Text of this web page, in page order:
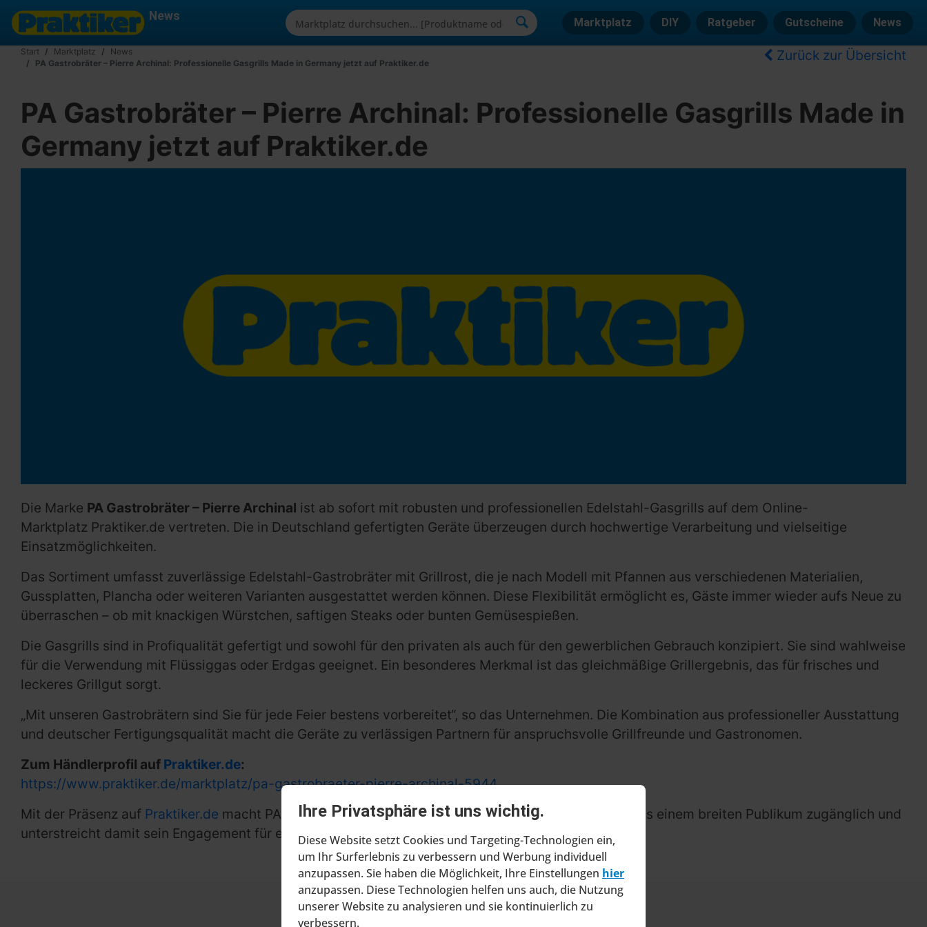
Ihre Privatsphäre ist uns wichtig.
Diese Website setzt Cookies und Targeting-Technologien ein,
um Ihr Surferlebnis zu verbessern und Werbung individuell
anzupassen. Sie haben die Möglichkeit, Ihre Einstellungen hier
anzupassen. Diese Technologien helfen uns auch, die Nutzung
unserer Website zu analysieren und sie kontinuierlich zu
verbessern.
News Marktplatz DIY Ratgeber Gutscheine News
Start Marktplatz
News
PA Gastrobräter – Pierre Archinal: Professionelle Gasgrills Made in Germany jetzt auf Praktiker.de
Zurück zur Übersicht
PA Gastrobräter – Pierre Archinal: Professionelle Gasgrills Made in
Germany jetzt auf Praktiker.de
Die Marke PA Gastrobräter – Pierre Archinal ist ab sofort mit robusten und professionellen Edelstahl-Gasgrills auf dem Online-
Marktplatz Praktiker.de vertreten. Die in Deutschland gefertigten Geräte überzeugen durch hochwertige Verarbeitung und vielseitige
Einsatzmöglichkeiten.
Das Sortiment umfasst zuverlässige Edelstahl-Gastrobräter mit Grillrost, die je nach Modell mit Pfannen aus verschiedenen Materialien,
Gussplatten, Plancha oder weiteren Varianten ausgestattet werden können. Diese Flexibilität ermöglicht es, Gäste immer wieder aufs Neue zu
überraschen – ob mit knackigen Würstchen, saftigen Steaks oder bunten Gemüsespießen.
Die Gasgrills sind in Profiqualität gefertigt und sowohl für den privaten als auch für den gewerblichen Gebrauch konzipiert. Sie sind wahlweise
für die Verwendung mit Flüssiggas oder Erdgas geeignet. Ein besonderes Merkmal ist das gleichmäßige Grillergebnis, das für frisches und
leckeres Grillgut sorgt.
„Mit unseren Gastrobrätern sind Sie für jede Feier bestens vorbereitet“, so das Unternehmen. Die Kombination aus professioneller Ausstattung
und deutscher Fertigungsqualität macht die Geräte zu verlässigen Partnern für anspruchsvolle Grillfreunde und Gastronomen.
Zum Händlerprofil auf Praktiker.de:
https://www.praktiker.de/marktplatz/pa-gastrobraeter-pierre-archinal-5944
Mit der Präsenz auf Praktiker.de macht PA Gastrobräter – Pierre Archinal seine hochwertigen Gasgrills einem breiten Publikum zugänglich und
unterstreicht damit sein Engagement für erstklassige Grillergebnisse und langlebige Produktqualität.